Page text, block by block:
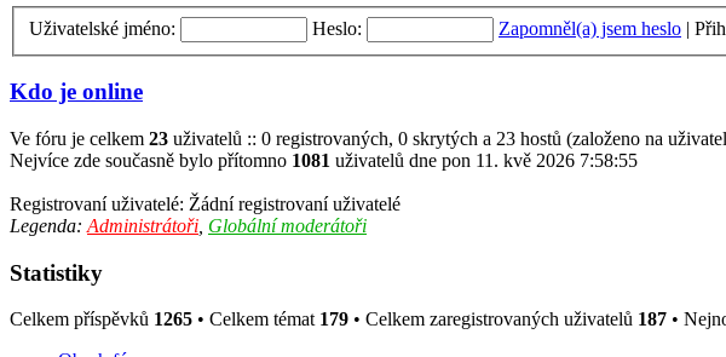
Uživatelské jméno: Heslo: Zapomněl(a) jsem heslo |
Kdo je online
Ve fóru je celkem 23 uživatelů :: 0 registrovaných, 0 skrytých a 23 hostů (založeno na
Nejvíce zde současně bylo přítomno 1081 uživatelů dne pon 11. kvě 2026 7:58:55
Registrovaní uživatelé: Žádní registrovaní uživatelé
Legenda: Administrátoři Globální moderátoři
Statistiky
Celkem příspěvků 1265 • Celkem témat 179 • Celkem zaregistrovaných uživatelů 187 •